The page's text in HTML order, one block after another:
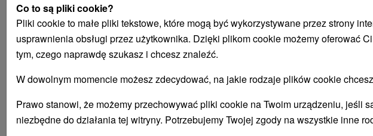
Pobyt rehabilitacyjny: Odnowa
uzdrowiskowa – Smerdžonka
Uzdrowisko Czerwony Klasztor -
Smerdžonka
9,1 (61 recenzji)Od 4 NocePełne Wyżywienie
Zafunduj sobie regenerujący pobyt w spa z
Co to są pliki cookie?
Pliki cookie to małe pliki tekstowe, które mogą być wykorzystywane przez strony
usprawnienia obsługi przez użytkownika. Dzięki plikom cookie możemy oferować
tym, czego naprawdę szukasz i chcesz znaleźć.
W dowolnym momencie możesz zdecydować, na jakie rodzaje plików cookie
Prawo stanowi, że możemy przechowywać pliki cookie na Twoim urządzeniu, jeśli
niezbędne do działania tej witryny. Potrzebujemy Twojej zgody na wszystkie inne